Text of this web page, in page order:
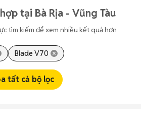
tại Bà Rịa - Vũng Tàu
tìm kiếm để xem nhiều kết quả hơn
Blade V70
tất cả bộ lọc